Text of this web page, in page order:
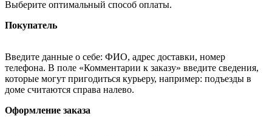
Выберите оптимальный способ оплаты.
Покупатель
Введите данные о себе: ФИО, адрес доставки, номер
телефона. В поле «Комментарии к заказу» введите сведения,
которые могут пригодиться курьеру, например: подъезды в
доме считаются справа налево.
Оформление заказа